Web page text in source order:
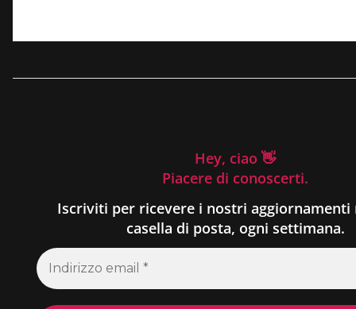
Hey, ciao 👋
Piacere di conoscerti.
Iscriviti per ricevere i nostri aggiornamenti
casella di posta, ogni settimana.